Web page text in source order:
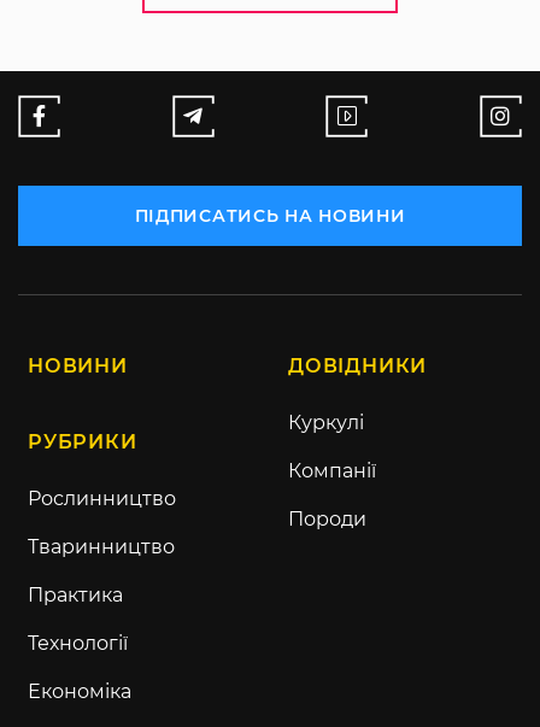
ПІДПИСАТИСЬ НА НОВИНИ
НОВИНИ
РУБРИКИ
Рослинництво
Тваринництво
Практика
Технології
Економіка
ДОВІДНИКИ
Куркулі
Компанії
Породи